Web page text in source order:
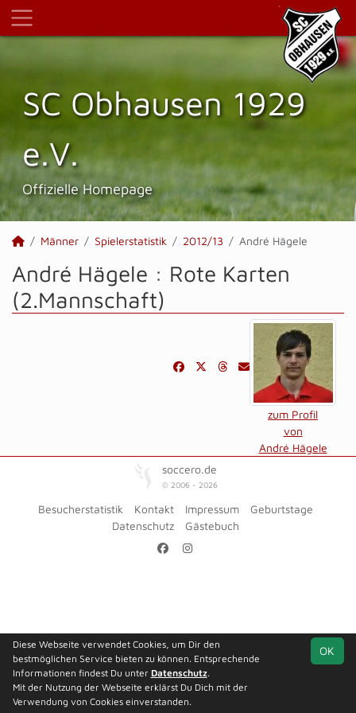
SC Obhausen 1929
e.V.
Offizielle Homepage
Männer Spielerstatistik 2012/13 André Hägele
André Hägele : Rote Karten
(2.Mannschaft)
zum Profil
von
André Hägele
soccero.de
© 2006 - 2026
Besucherstatistik Kontakt Impressum
Geburtstage
Datenschutz
Gästebuch
OK
Diese Webseite verwendet Cookies, um Dir den
bestmöglichen Service bieten zu können. Entsprechende
Informationen findest Du unter Datenschutz.
Mit der Nutzung der Webseite erklärst Du Dich mit der
Verwendung von Cookies einverstanden.